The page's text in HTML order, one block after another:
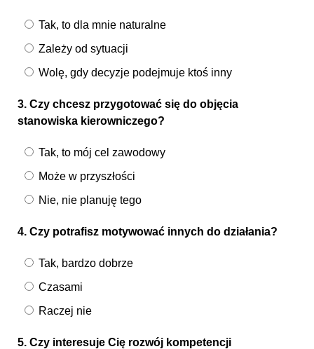
Tak, to dla mnie naturalne
Zależy od sytuacji
Wolę, gdy decyzje podejmuje ktoś inny
3. Czy chcesz przygotować się do objęcia
stanowiska kierowniczego?
Tak, to mój cel zawodowy
Może w przyszłości
Nie, nie planuję tego
4. Czy potrafisz motywować innych do działania?
Tak, bardzo dobrze
Czasami
Raczej nie
5. Czy interesuje Cię rozwój kompetencji